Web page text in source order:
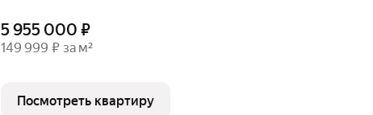
5 955 000 ₽
149 999 ₽ за м²
Посмотреть квартиру